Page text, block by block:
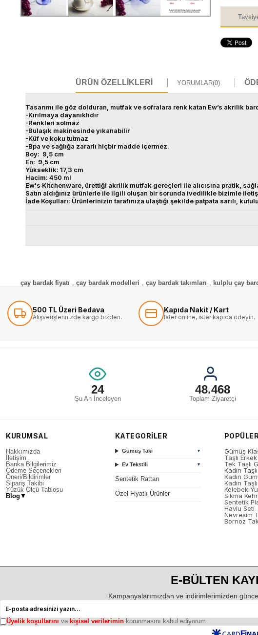
ÜRÜN ÖZELLIKLERI YORUMLAR(0)
Tasarımı ile göz dolduran, mutfak ve sofralara renk katan Ew’s akrilik
-Kırılmaya dayanıklıdır
-Renkleri solmaz
-Bulaşık makinesinde yıkanabilir
-Küf ve koku tutmaz
-Bpa ve sağlığa zararlı hiçbir madde içermez.
Boy: 9,5 cm
En: 9,5 cm
Yükseklik: 17,3 cm
Hacim: 450 ml
Ew's Kitchenware, ürettiği akrilik mutfak gereçleri ile alıcısına pratik,
Satın aldığınız ürünlerle ile ilgili oluşan bir sorunda ivedilikle bizimle
İade Koşulları: Ürünlerinizin tarafınıza ulaştığı şekilde patpata sarılı,
çay bardak fiyatı , çay bardak modelleri , çay bardak takımları , kulplu çay
500 TL Üzeri Bedava
Alışverişlerinizde kargo bizden.
Kapıda Nakit / Kart
İster online, ister kapıda ödeyin.
24
Şu An İnceleyen
48.468
Toplam Ziyaretçi
KURUMSAL
Hakkımızda
İletişim
Banka Bilgilerimiz
Ödeme Seçenekleri
Öneri/Bildirimler
Sipariş Takibi
Yüzük Ölçü Tablosu
Blog ▼
KATEGORİLER
Gümüş Takı ▼
Ev Tekstili ▼
Sentetik Rattan
Özel Fiyatlı Ürünler
Gümüş
Taşlı
Tek Taşlı
Kadın
Kadın
Kadın
Kelebek-
Sıkma
Sentetik
Havlu Seti
Nevresim
Bornoz
E-BÜLTEN
Kampanyalarımızdan ve indirimlerimizden
Üyelik koşullarını ve kişisel verilerimin korunmasını kabul ediyorum.